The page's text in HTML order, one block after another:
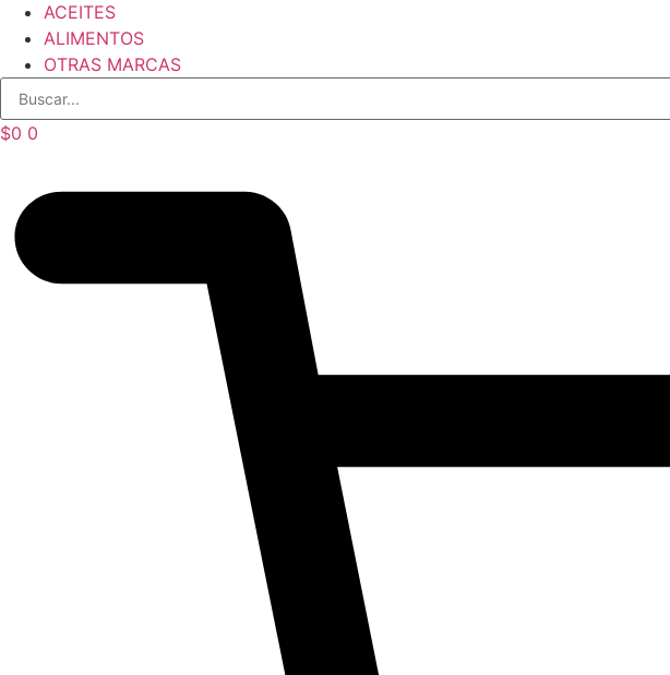
ACEITES
ALIMENTOS
OTRAS MARCAS
$0 0